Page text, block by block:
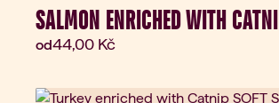
SALMON ENRICHED WITH
odAktuální cena:
44,00 Kč